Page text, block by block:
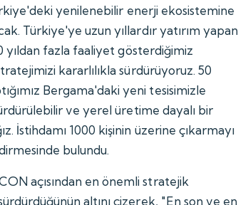
yenilenebilir enerji ekosistemine
Türkiye'ye uzun yıllardır yatırım yapan
yıldan fazla faaliyet gösterdiğimiz
kararlılıkla sürdürüyoruz. 50
Bergama'daki yeni tesisimizle
ve yerel üretime dayalı bir
İstihdamı 1000 kişinin üzerine çıkarmayı
bulundu.
açısından en önemli stratejik
altını çizerek, "En son ve en